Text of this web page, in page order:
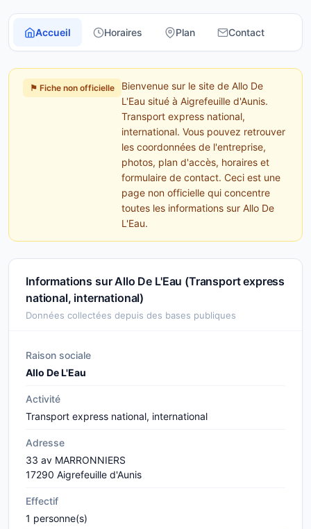
Accueil Horaires Plan Contact
⚑ Fiche non officielle
Bienvenue sur le site de Allo De
L'Eau situé à Aigrefeuille d'Aunis.
Transport express national,
international. Vous pouvez retrouver
les coordonnées de l'entreprise,
photos, plan d'accès, horaires et
formulaire de contact. Ceci est une
page non officielle qui concentre
toutes les informations sur Allo De
L'Eau.
Informations sur Allo De L'Eau (Transport express
national, international)
Données collectées depuis des bases publiques
Raison sociale
Allo De L'Eau
Activité
Transport express national, international
Adresse
33 av MARRONNIERS
17290 Aigrefeuille d'Aunis
Effectif
1 personne(s)